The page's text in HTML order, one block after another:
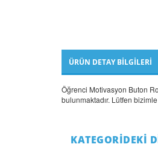
ÜRÜN DETAY BILGILERI
Öğrenci Motivasyon Buton
bulunmaktadır. Lütfen
KATEGORİDEKİ